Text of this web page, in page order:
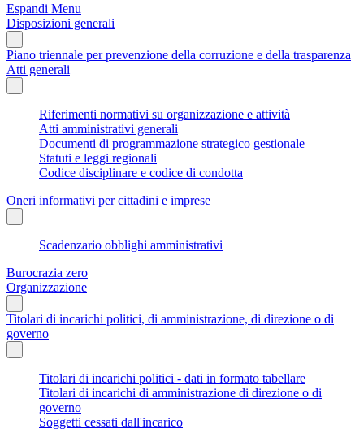
Espandi Menu
Disposizioni generali
Piano triennale per prevenzione della corruzione e della trasparenza
Atti generali
Riferimenti normativi su organizzazione e attività
Atti amministrativi generali
Documenti di programmazione strategico gestionale
Statuti e leggi regionali
Codice disciplinare e codice di condotta
Oneri informativi per cittadini e imprese
Scadenzario obblighi amministrativi
Burocrazia zero
Organizzazione
Titolari di incarichi politici, di amministrazione, di direzione o di
governo
Titolari di incarichi politici - dati in formato tabellare
Titolari di incarichi di amministrazione di direzione o di
governo
Soggetti cessati dall'incarico